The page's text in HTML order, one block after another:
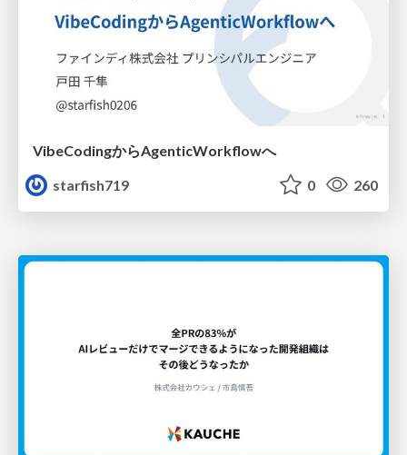
VibeCodingからAgenticWorkflowへ
starfish719
0 260